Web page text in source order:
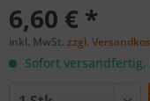
6,60 € *
inkl. MwSt. zzgl.
Sofort